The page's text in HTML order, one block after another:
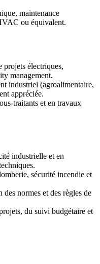
maintenance
ou équivalent.
projets électriques,
management.
industriel (agroalimentaire,
appréciée.
traitants et en travaux
industrielle et en
sécurité incendie et
normes et des règles de
du suivi budgétaire et